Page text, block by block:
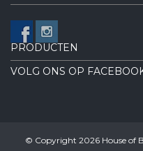
PRODUCTEN
VOLG ONS OP
© Copyright 2026 House of